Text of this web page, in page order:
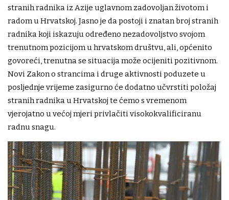
stranih radnika iz Azije uglavnom zadovoljan životom i
radom u Hrvatskoj. Jasno je da postoji i znatan broj stranih
radnika koji iskazuju određeno nezadovoljstvo svojom
trenutnom pozicijom u hrvatskom društvu, ali, općenito
govoreći, trenutna se situacija može ocijeniti pozitivnom.
Novi Zakon o strancima i druge aktivnosti poduzete u
posljednje vrijeme zasigurno će dodatno učvrstiti položaj
stranih radnika u Hrvatskoj te ćemo s vremenom
vjerojatno u većoj mjeri privlačiti visokokvalificiranu
radnu snagu.